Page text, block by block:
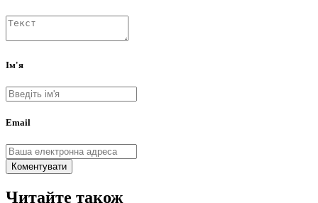
Ім'я
Email
Коментувати
Читайте також